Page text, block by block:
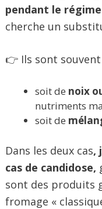
pendant le
cherche un
👉 Ils sont souvent
soit de noix
nutriments
soit de
Dans les deux cas,
cas de candidose,
sont des produits
fromage «